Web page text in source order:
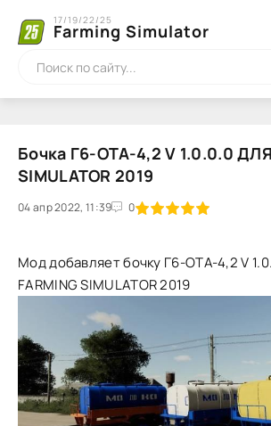
Farming Simulator
17/19/22/25
Бочка Г6-ОТА-4,2 V 1.0.0.0 ДЛЯ
SIMULATOR 2019
04 апр 2022, 11:39 0
1 2 3 4 5
Мод добавляет бочку Г6-ОТА-4,2 V
FARMING SIMULATOR 2019